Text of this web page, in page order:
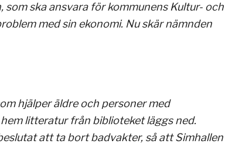
ska ansvara för kommunens Kultur- och
med sin ekonomi. Nu skär nämnden
hjälper äldre och personer med
litteratur från biblioteket läggs ned.
att ta bort badvakter, så att Simhallen